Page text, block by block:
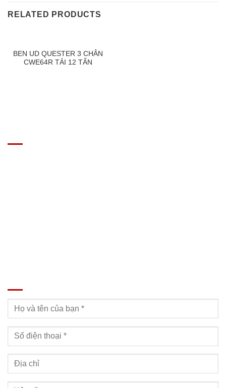
RELATED PRODUCTS
BEN UD QUESTER 3 CHÂN
CWE64R TẢI 12 TẤN